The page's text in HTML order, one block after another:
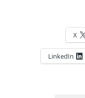
X
LinkedIn